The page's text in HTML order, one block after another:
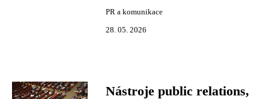
PR a komunikace
28. 05. 2026
Nástroje public relations,